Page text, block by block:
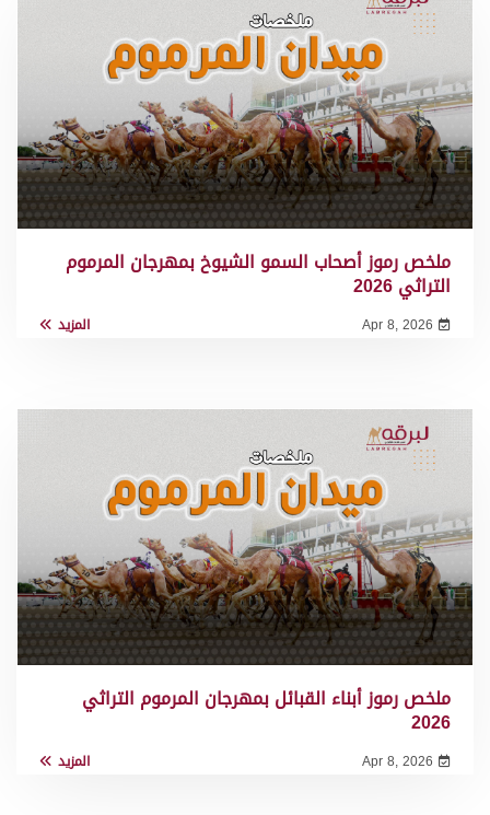
ملخص رموز أصحاب السمو الشيوخ بمهرجان المرموم
التراثي 2026
Apr 8, 2026 المزيد
ملخص رموز أبناء القبائل بمهرجان المرموم التراثي
2026
Apr 8, 2026 المزيد